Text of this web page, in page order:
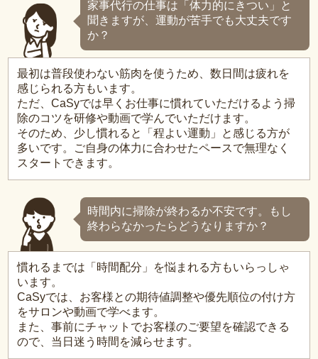
家事代行の仕事は「体力的にきつい」と
聞きますが、運動が苦手でも大丈夫です
か？
最初は普段使わない筋肉を使うため、数日間は疲れを
感じられる方もいます。
ただ、CaSyでは早くお仕事に慣れていただけるよう掃
除のコツを研修や動画で学んでいただけます。
そのため、少し慣れると「程よい運動」と感じる方が
多いです。ご自身の体力に合わせたペースで無理なく
スタートできます。
時間内に掃除が終わるか不安です。もし
終わらなかったらどうなりますか？
慣れるまでは「時間配分」を悩まれる方もいらっしゃ
います。
CaSyでは、お客様との期待値調整や優先順位の付け方
をサロンや動画で学べます。
また、事前にチャットでお客様のご要望を確認できる
ので、当日迷う時間を減らせます。